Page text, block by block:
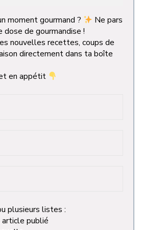
moment gourmand ?
Ne pars
de gourmandise !
nouvelles recettes, coups de
directement dans ta boîte
en appétit
plusieurs listes :
article publié